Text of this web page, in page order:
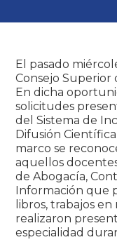
El pasado
Consejo Superior
En dicha
solicitudes
del Sistema de
Difusión
marco se
aquellos
de Abogacía,
Información que
libros, trabajos
realizaron
especialidad